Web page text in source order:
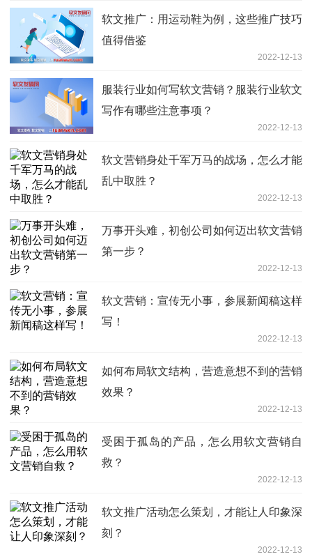
软文推广：用运动鞋为例，这些推广技巧
值得借鉴
2022-12-13
服装行业如何写软文营销？服装行业软文
写作有哪些注意事项？
2022-12-13
软文营销身处千军万马的战场，怎么才能
乱中取胜？
2022-12-13
万事开头难，初创公司如何迈出软文营销
第一步？
2022-12-13
软文营销：宣传无小事，参展新闻稿这样
写！
2022-12-13
如何布局软文结构，营造意想不到的营销
效果？
2022-12-13
受困于孤岛的产品，怎么用软文营销自
救？
2022-12-13
软文推广活动怎么策划，才能让人印象深
刻？
2022-12-13